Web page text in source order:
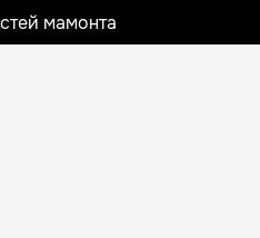
мамонта